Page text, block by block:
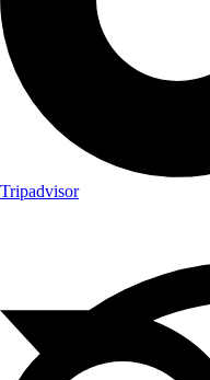
Tripadvisor